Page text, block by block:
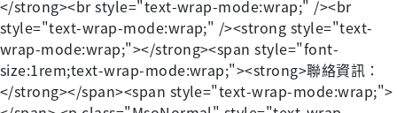
</strong><br style="text-wrap-mode:wrap;" /><br
style="text-wrap-mode:wrap;" /><strong style="text-
wrap-mode:wrap;"></strong><span style="font-
size:1rem;text-wrap-mode:wrap;"><strong>聯絡資訊：
</strong></span><span style="text-wrap-mode:wrap;">